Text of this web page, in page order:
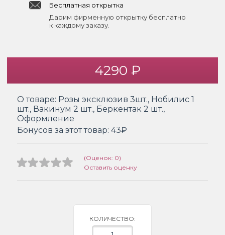
Бесплатная открытка
Дарим фирменную открытку бесплатно
к каждому заказу.
4290 ₽
О товаре: Розы эксклюзив 3шт., Нобилис 1
шт., Вакинум 2 шт., Беркентак 2 шт.,
Оформление
Бонусов за этот товар: 43₽
(Оценок: 0)
Оставить оценку
КОЛИЧЕСТВО: